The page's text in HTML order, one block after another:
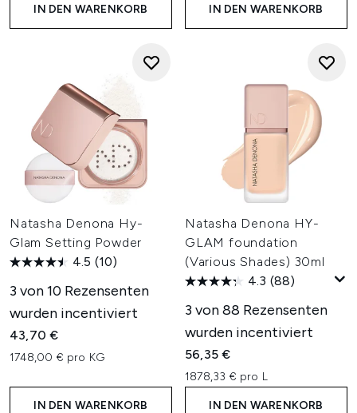
IN DEN WARENKORB IN DEN WARENKORB
Natasha Denona Hy-
Glam Setting Powder
4.5 (10)
3 von 10 Rezensenten
wurden incentiviert
43,70 €
1748,00 € pro KG
IN DEN WARENKORB
Natasha Denona HY-
GLAM foundation
(Various Shades) 30ml
4.3 (88)
3 von 88 Rezensenten
wurden incentiviert
56,35 €
1878,33 € pro L
IN DEN WARENKORB